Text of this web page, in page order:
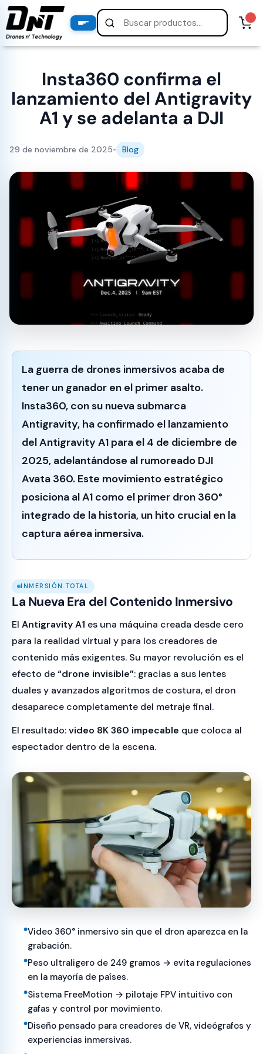
Insta360 confirma el
lanzamiento del Antigravity
A1 y se adelanta a DJI
29 de noviembre de 2025• Blog
La guerra de drones inmersivos acaba de
tener un ganador en el primer asalto.
Insta360, con su nueva submarca
Antigravity, ha confirmado el lanzamiento
delAntigravity A1 para el 4 de diciembre de
2025, adelantándose al rumoreado DJI
Avata 360. Este movimiento estratégico
posiciona al A1 como el primer dron 360°
integrado de la historia, un hito crucial en la
captura aérea inmersiva.
INMERSIÓN TOTAL
La Nueva Era del Contenido Inmersivo
El Antigravity A1 es una máquina creada desde cero
para la realidad virtual y para los creadores de
contenido más exigentes. Su mayor revolución es el
efecto de“drone invisible”: gracias a sus lentes
duales y avanzados algoritmos de costura, el dron
desaparece completamente del metraje final.
El resultado:video 8K 360 impecable que coloca al
espectador dentro de la escena.
Video 360° inmersivo sin que el dron aparezca en la
grabación.
Peso ultraligero de 249 gramos → evita regulaciones
en la mayoría de países.
Sistema FreeMotion → pilotaje FPV intuitivo con
gafas y control por movimiento.
Diseño pensado para creadores de VR, videógrafos y
experiencias inmersivas.
PRODUCTOS
productos destacados